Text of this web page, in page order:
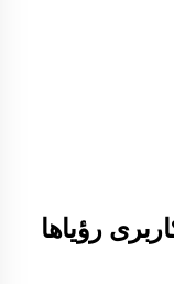
رؤیاها